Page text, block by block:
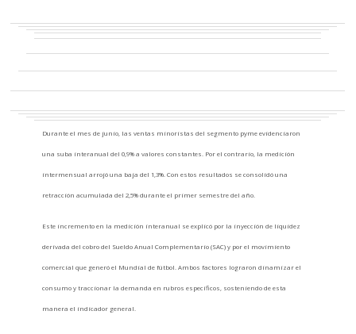
Durante el mes de junio, las ventas minoristas del segmento pyme evidenciaron
una suba interanual del 0,9% a valores constantes. Por el contrario, la medición
intermensual arrojó una baja del 1,3%. Con estos resultados se consolidó una
retracción acumulada del 2,5% durante el primer semestre del año.
Este incremento en la medición interanual se explicó por la inyección de liquidez
derivada del cobro del Sueldo Anual Complementario (SAC) y por el movimiento
comercial que generó el Mundial de fútbol. Ambos factores lograron dinamizar el
consumo y traccionar la demanda en rubros específicos, sosteniendo de esta
manera el indicador general.